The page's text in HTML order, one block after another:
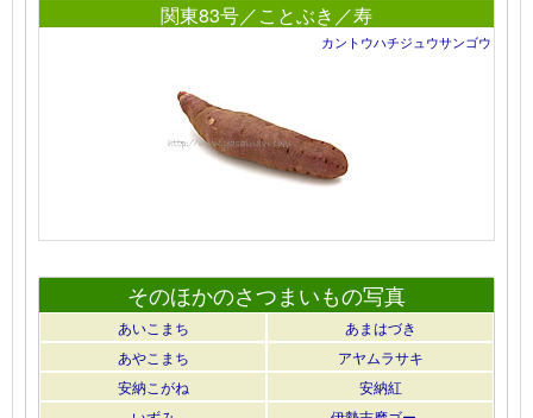
関東83号／ことぶき／寿
カントウハチジュウサンゴウ
そのほかのさつまいもの写真
あいこまち
あまはづき
あやこまち
アヤムラサキ
安納こがね
安納紅